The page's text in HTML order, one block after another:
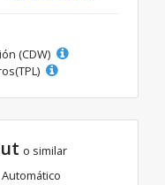
(CDW)
o similar
Automático